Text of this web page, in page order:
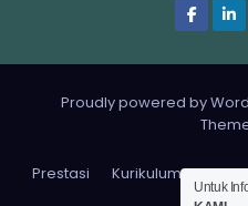
Proudly powered by
Prestasi Kurikulum
Untuk